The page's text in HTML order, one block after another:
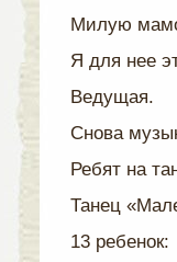
Милую
Я для нее
Ведущая.
Снова
Ребят на
Танец
13 ребенок: